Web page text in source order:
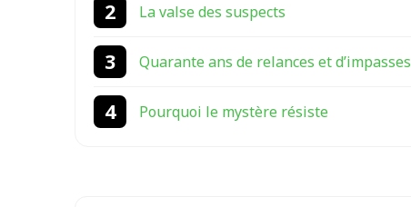
La valse des suspects
Quarante ans de relances et d’impasses
Pourquoi le mystère résiste